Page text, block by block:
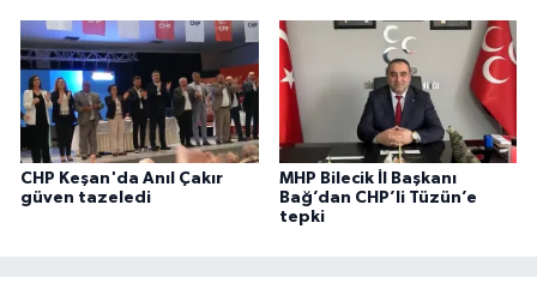
CHP Keşan'da Anıl Çakır
güven tazeledi
MHP Bilecik İl Başkanı
Bağ’dan CHP’li Tüzün’e
tepki